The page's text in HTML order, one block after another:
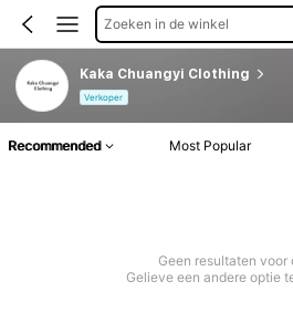
Zoeken in de winkel
Kaka Chuangyi Clothing
Verkoper
Recommended Most Popular
Geen resultaten voor
Gelieve een andere optie